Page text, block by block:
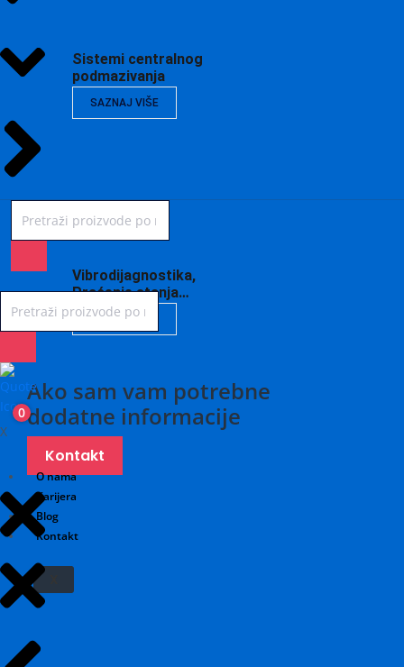
Sistemi centralnog
podmazivanja
SAZNAJ VIŠE
Vibrodijagnostika,
Praćenje stanja…
SAZNAJ VIŠE
Ako sam vam potrebne
dodatne informacije
Kontakt
O nama
Karijera
Blog
Kontakt
0
X